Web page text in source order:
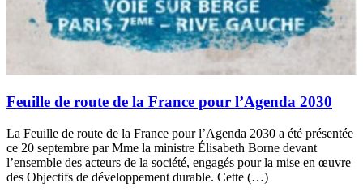
Feuille de route de la France pour l’Agenda 2030
La Feuille de route de la France pour l’Agenda 2030 a été présentée
ce 20 septembre par Mme la ministre Élisabeth Borne devant
l’ensemble des acteurs de la société, engagés pour la mise en œuvre
des Objectifs de développement durable. Cette (…)